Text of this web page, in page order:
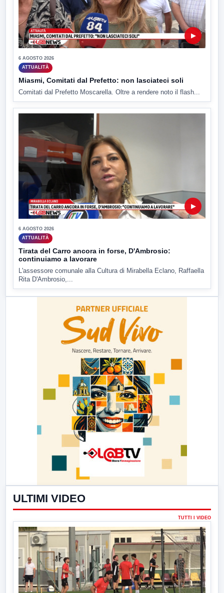
▶
6 AGOSTO 2026
ATTUALITÀ
Miasmi, Comitati dal Prefetto: non lasciateci soli
Comitati dal Prefetto Moscarella. Oltre a rendere noto il flash...
▶
6 AGOSTO 2026
ATTUALITÀ
Tirata del Carro ancora in forse, D'Ambrosio:
continuiamo a lavorare
L'assessore comunale alla Cultura di Mirabella Eclano, Raffaella
Rita D'Ambrosio,...
ULTIMI VIDEO
TUTTI I VIDEO